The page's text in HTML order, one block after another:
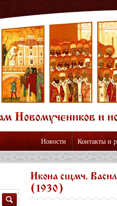
Новости Контакты и
Икона сщмч.
(1930)